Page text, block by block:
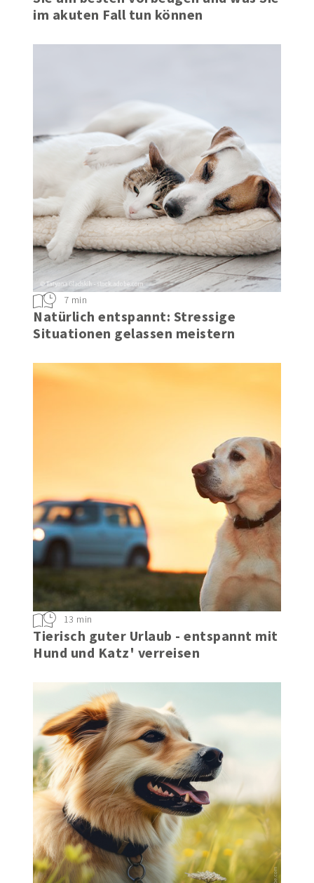
im akuten Fall tun können
Natürlich entspannt: Stressige
Situationen gelassen meistern
7 min
Tierisch guter Urlaub - entspannt mit
Hund und Katz' verreisen
13 min